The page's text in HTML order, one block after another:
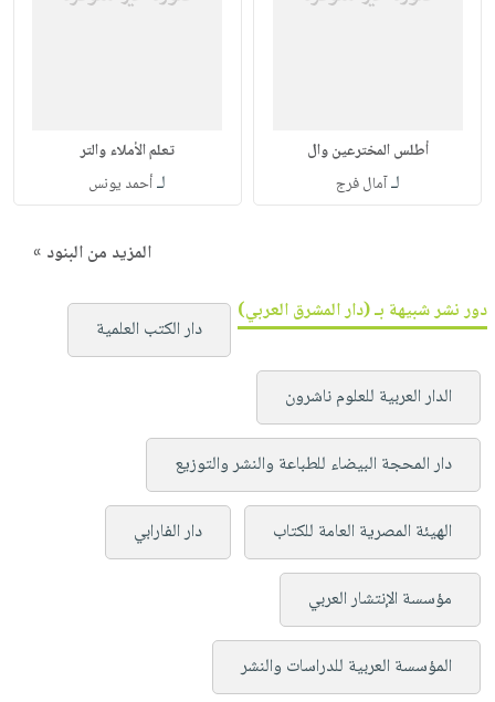
أطلس المخترعين وال
لـآمال فرج
تعلم الأملاء والتر
لـأحمد يونس
المزيد من البنود »
دور نشر شبيهة بـ (دار المشرق العربي)
دار الكتب العلمية
الدار العربية للعلوم ناشرون
دار المحجة البيضاء للطباعة والنشر والتوزيع
الهيئة المصرية العامة للكتاب دار الفارابي
مؤسسة الإنتشار العربي
المؤسسة العربية للدراسات والنشر